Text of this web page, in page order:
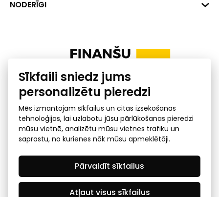
Dati
Uzņēmumu kredītspējas kalkulators
NODERĪGI
Ombuds
Privātuma politika
GDPR subjekta piekļuves
pieprasījums
© 2026 Latvijas Finanšu nozares asociācija - visas tiesības
rezervētas
Sīkfaili sniedz jums
personalizētu pieredzi
Mēs izmantojam sīkfailus un citas izsekošanas
tehnoloģijas, lai uzlabotu jūsu pārlūkošanas pieredzi
mūsu vietnē, analizētu mūsu vietnes trafiku un
saprastu, no kurienes nāk mūsu apmeklētāji.
Atļaut visus sīkfailus
Pārvaldīt sīkfailus